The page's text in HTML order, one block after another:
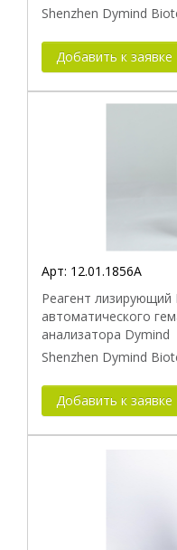
Shenzhen Dymind
Добавить к заявке
Арт: 12.01.1856A
Реагент лизирующий
автоматического
анализатора Dymind
Shenzhen Dymind
Добавить к заявке